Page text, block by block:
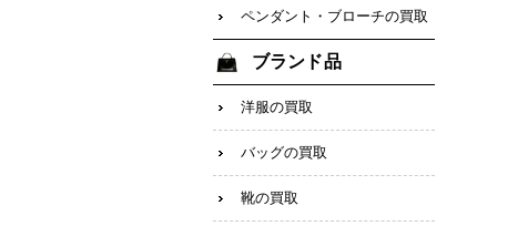
ペンダント・ブローチの買取
ブランド品
洋服の買取
バッグの買取
靴の買取